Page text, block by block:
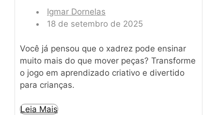
Igmar Dornelas
18 de setembro de 2025
Você já pensou que o xadrez pode ensinar
muito mais do que mover peças? Transforme
o jogo em aprendizado criativo e divertido
para crianças.
Leia Mais